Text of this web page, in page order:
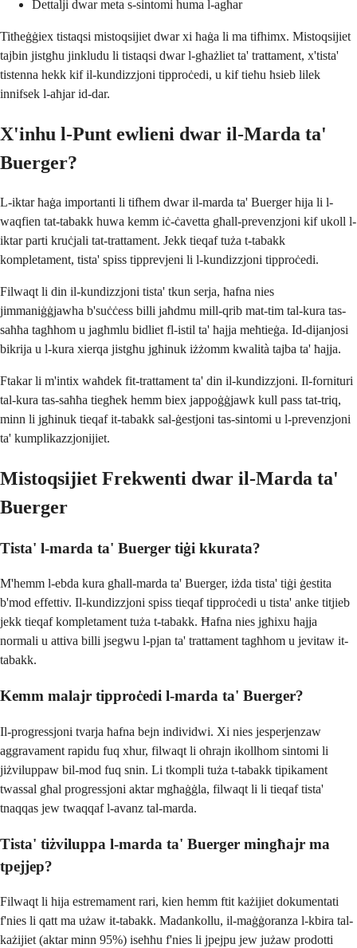
Dettalji dwar meta s-sintomi huma l-agħar
Titħeġġiex tistaqsi mistoqsijiet dwar xi ħaġa li ma tifhimx. Mistoqsijiet
tajbin jistgħu jinkludu li tistaqsi dwar l-għażliet ta' trattament, x'tista'
tistenna hekk kif il-kundizzjoni tipproċedi, u kif tieħu ħsieb lilek
innifsek l-aħjar id-dar.
X'inhu l-Punt ewlieni dwar il-Marda ta'
Buerger?
L-iktar ħaġa importanti li tifhem dwar il-marda ta' Buerger hija li l-
waqfien tat-tabakk huwa kemm iċ-ċavetta għall-prevenzjoni kif ukoll l-
iktar parti kruċjali tat-trattament. Jekk tieqaf tuża t-tabakk
kompletament, tista' spiss tipprevjeni li l-kundizzjoni tipproċedi.
Filwaqt li din il-kundizzjoni tista' tkun serja, ħafna nies
jimmaniġġjawha b'suċċess billi jaħdmu mill-qrib mat-tim tal-kura tas-
saħħa tagħhom u jagħmlu bidliet fl-istil ta' ħajja meħtieġa. Id-dijanjosi
bikrija u l-kura xierqa jistgħu jgħinuk iżżomm kwalità tajba ta' ħajja.
Ftakar li m'intix waħdek fit-trattament ta' din il-kundizzjoni. Il-fornituri
tal-kura tas-saħħa tiegħek hemm biex jappoġġjawk kull pass tat-triq,
minn li jgħinuk tieqaf it-tabakk sal-ġestjoni tas-sintomi u l-prevenzjoni
ta' kumplikazzjonijiet.
Mistoqsijiet Frekwenti dwar il-Marda ta'
Buerger
Tista' l-marda ta' Buerger tiġi kkurata?
M'hemm l-ebda kura għall-marda ta' Buerger, iżda tista' tiġi ġestita
b'mod effettiv. Il-kundizzjoni spiss tieqaf tipproċedi u tista' anke titjieb
jekk tieqaf kompletament tuża t-tabakk. Ħafna nies jgħixu ħajja
normali u attiva billi jsegwu l-pjan ta' trattament tagħhom u jevitaw it-
tabakk.
Kemm malajr tipproċedi l-marda ta' Buerger?
Il-progressjoni tvarja ħafna bejn individwi. Xi nies jesperjenzaw
aggravament rapidu fuq xhur, filwaqt li oħrajn ikollhom sintomi li
jiżviluppaw bil-mod fuq snin. Li tkompli tuża t-tabakk tipikament
twassal għal progressjoni aktar mgħaġġla, filwaqt li li tieqaf tista'
tnaqqas jew twaqqaf l-avanz tal-marda.
Tista' tiżviluppa l-marda ta' Buerger mingħajr ma
tpejjep?
Filwaqt li hija estremament rari, kien hemm ftit każijiet dokumentati
f'nies li qatt ma użaw it-tabakk. Madankollu, il-maġġoranza l-kbira tal-
każijiet (aktar minn 95%) iseħħu f'nies li jpejpu jew jużaw prodotti